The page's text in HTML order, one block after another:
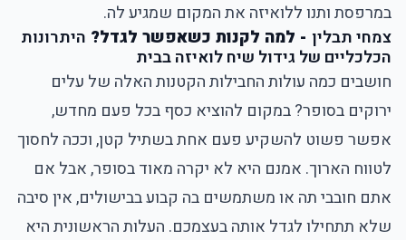
במרפסת ותנו ללואיזה את המקום שמגיע לה.
צמחי תבלין - למה לקנות כשאפשר לגדל? היתרונות
הכלכליים של גידול שיח לואיזה בבית
חושבים כמה עולות החבילות הקטנות האלה של עלים
ירוקים בסופר? במקום להוציא כסף בכל פעם מחדש,
אפשר פשוט להשקיע פעם אחת בשתיל קטן, וככה לחסוך
לטווח הארוך. אמנם היא לא יקרה מאוד בסופר, אבל אם
אתם חובבי תה או משתמשים בה קבוע בבישולים, אין סיבה
שלא תתחילו לגדל אותה בעצמכם. העלות הראשונית היא